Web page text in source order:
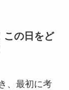
この日をど
、最初に考